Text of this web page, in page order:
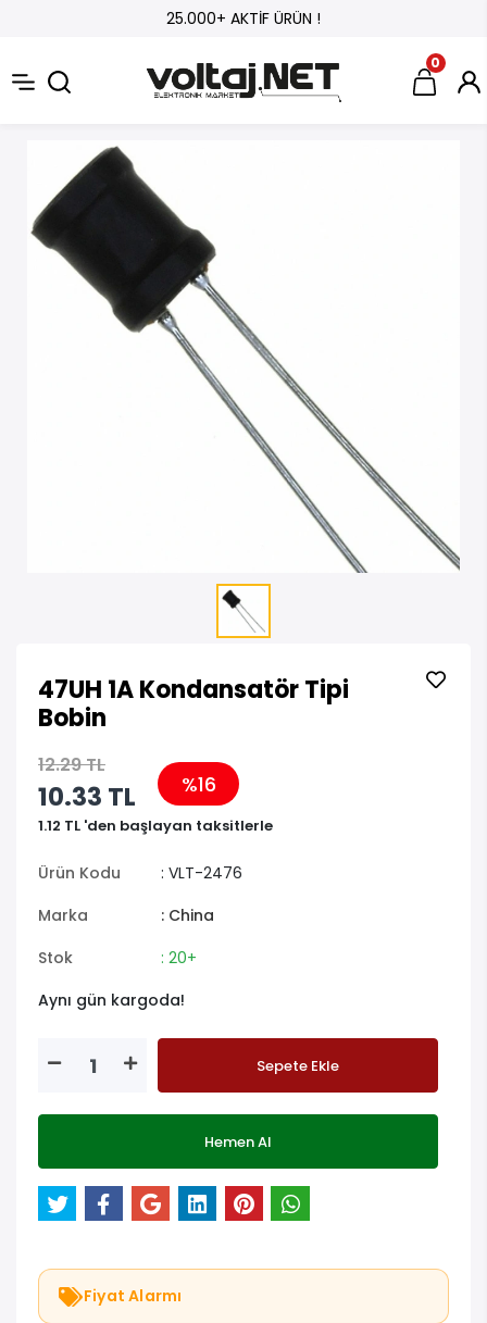
25.000+ AKTİF ÜRÜN !
0
47UH 1A Kondansatör Tipi
Bobin
12.29 TL
10.33 TL %16
1.12 TL 'den başlayan taksitlerle
Ürün Kodu
: VLT-2476
Marka
: China
Stok
: 20+
Aynı gün kargoda!
Sepete Ekle
Hemen Al
Fiyat Alarmı